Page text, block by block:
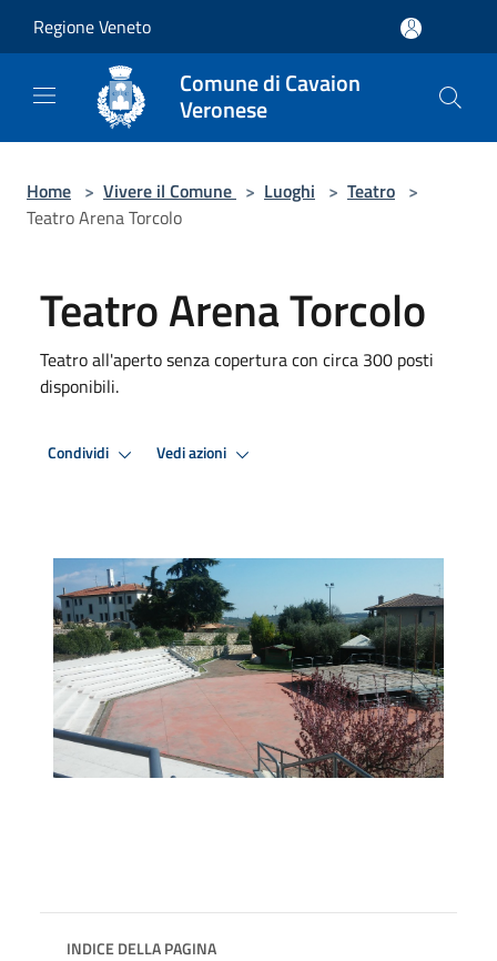
Regione Veneto
Comune di Cavaion
Veronese
Home > Vivere il Comune > Luoghi > Teatro >
Teatro Arena Torcolo
Teatro Arena Torcolo
Teatro all'aperto senza copertura con circa 300 posti
disponibili.
Condividi Vedi azioni
INDICE DELLA PAGINA